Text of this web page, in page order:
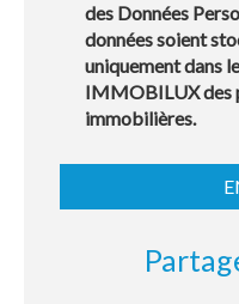
des Données
données soient
uniquement dans
IMMOBILUX des
immobilières.